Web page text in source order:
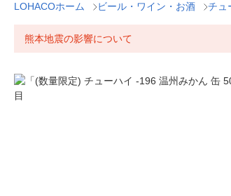
LOHACOホーム ビール・ワイン・お酒 チュ
熊本地震の影響について